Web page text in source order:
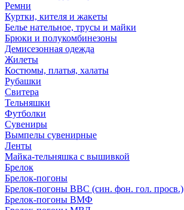
Ремни
Куртки, кителя и жакеты
Белье нательное, трусы и майки
Брюки и полукомбинезоны
Демисезонная одежда
Жилеты
Костюмы, платья, халаты
Рубашки
Свитера
Тельняшки
Футболки
Сувениры
Вымпелы сувенирные
Ленты
Майка-тельняшка с вышивкой
Брелок
Брелок-погоны
Брелок-погоны ВВС (син. фон. гол. просв.)
Брелок-погоны ВМФ